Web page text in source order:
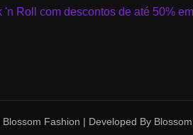
Blossom Fashion | Developed By